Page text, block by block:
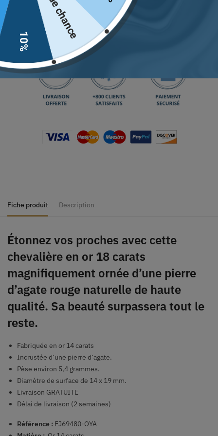
Retrouvez notre guide des taillesjuste ici.
Fiche produit Description
Étonnez vos proches avec cette
chevalière en or 18 carats
magnifiquement ornée d’une pierre
d’agate rouge naturelle de haute
qualité. Sa beauté surpassera tout le
reste.
Fabriquée en or 14 carats
Incrustée d’une pierre d’agate.
Pèse environ 5,4 grammes.
Diamètre de surface de 14 x 19 mm.
Livraison GRATUITE
Délai de livraison (2 semaines)
Référence : EJ69480-OYA
10%